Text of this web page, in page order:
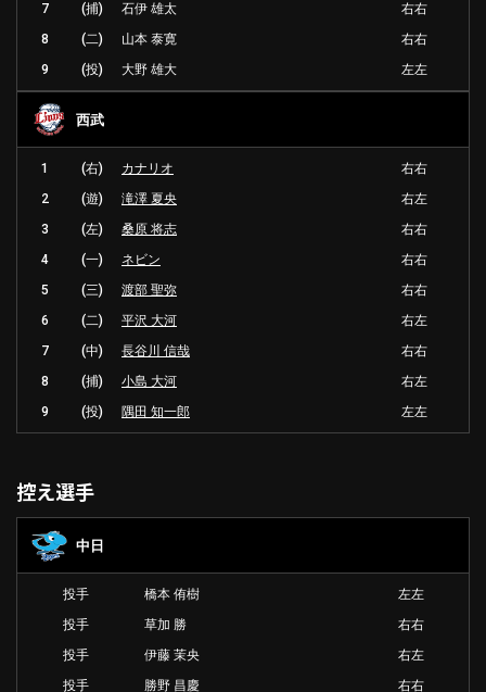
7
(捕) 石伊 雄太
右右
8
(二) 山本 泰寛
右右
9
(投) 大野 雄大 左左
西武
1 (右) カナリオ
右右
2
(遊) 滝澤 夏央
右左
3
(左) 桑原 将志
右右
4
(一) ネビン
右右
5
(三) 渡部 聖弥
右右
6
(二) 平沢 大河
右左
7
(中) 長谷川 信哉
右右
8
(捕) 小島 大河
右左
9
(投) 隅田 知一郎 左左
控え選手
中日
投手 橋本 侑樹
左左
投手
草加 勝
右右
投手
伊藤 茉央
右左
投手
勝野 昌慶 右右